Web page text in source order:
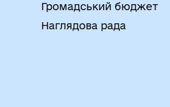
Громадський бюджет
Наглядова рада